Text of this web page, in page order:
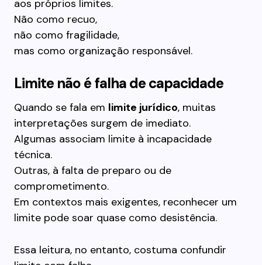
aos próprios limites.
Não como recuo,
não como fragilidade,
mas como organização responsável.
Limite não é falha de capacidade
Quando se fala em limite jurídico, muitas
interpretações surgem de imediato.
Algumas associam limite à incapacidade
técnica.
Outras, à falta de preparo ou de
comprometimento.
Em contextos mais exigentes, reconhecer um
limite pode soar quase como desistência.
Essa leitura, no entanto, costuma confundir